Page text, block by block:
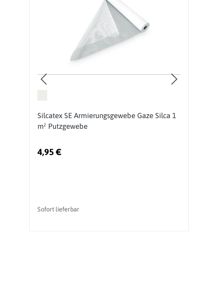
Silcatex SE Armierungsgewebe Gaze Silca 1
m² Putzgewebe
4,95 €
Sofort lieferbar